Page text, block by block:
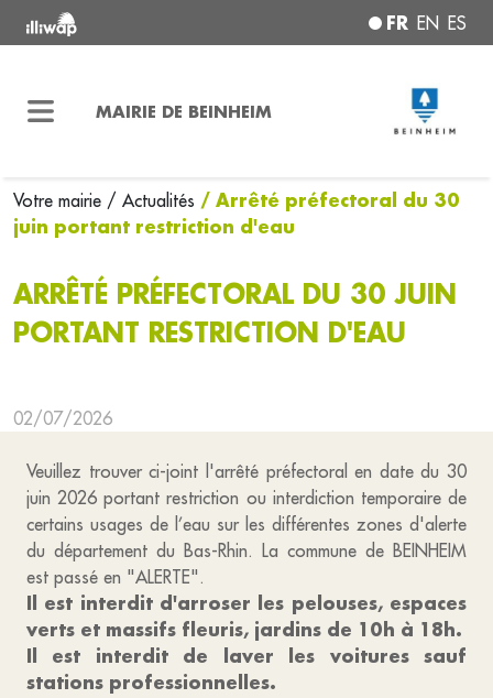
FR EN ES
MAIRIE DE BEINHEIM
Votre mairie / Actualités / Arrêté préfectoral du 30
juin portant restriction d'eau
ARRÊTÉ PRÉFECTORAL DU 30 JUIN
PORTANT RESTRICTION D'EAU
02/07/2026
Veuillez trouver ci-joint l'arrêté préfectoral en date du 30
juin 2026 portant restriction ou interdiction temporaire de
certains usages de l’eau sur les différentes zones d'alerte
du département du Bas-Rhin. La commune de BEINHEIM
est passé en "ALERTE".
Il est interdit d'arroser les pelouses, espaces
verts et massifs fleuris, jardins de 10h à 18h.
Il est interdit de laver les voitures sauf
stations professionnelles.